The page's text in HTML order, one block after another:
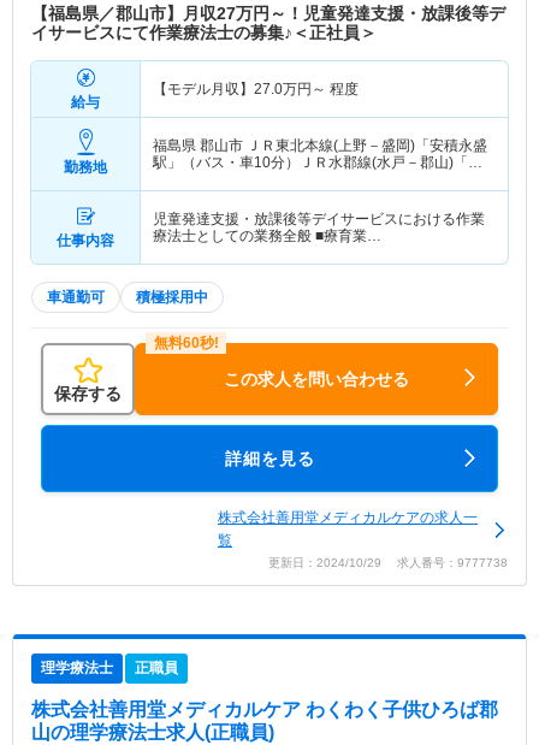
【福島県／郡山市】月収27万円～！児童発達支援・放課後等デ
イサービスにて作業療法士の募集♪＜正社員＞
給与
【モデル月収】 27.0万円～ 程度
勤務地
福島県 郡山市 ＪＲ東北本線(上野－盛岡)「安積永盛
駅」（バス・車10分）ＪＲ水郡線(水戸－郡山)「安
仕事内容
児童発達支援・放課後等デイサービスにおける作業
療法士としての業務全般 ■療育業…
車通勤可 積極採用中
保存する
この求人を問い合わせる
詳細を見る
株式会社善用堂メディカルケアの求人一
覧
更新日：2024/10/29 求人番号：9777738
理学療法士 正職員
株式会社善用堂メディカルケア わくわく子供ひろば郡
山の理学療法士求人(正職員)